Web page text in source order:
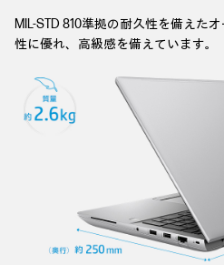
MIL-STD 810準拠の耐久性を備えた
性に優れ、高級感を備えています。